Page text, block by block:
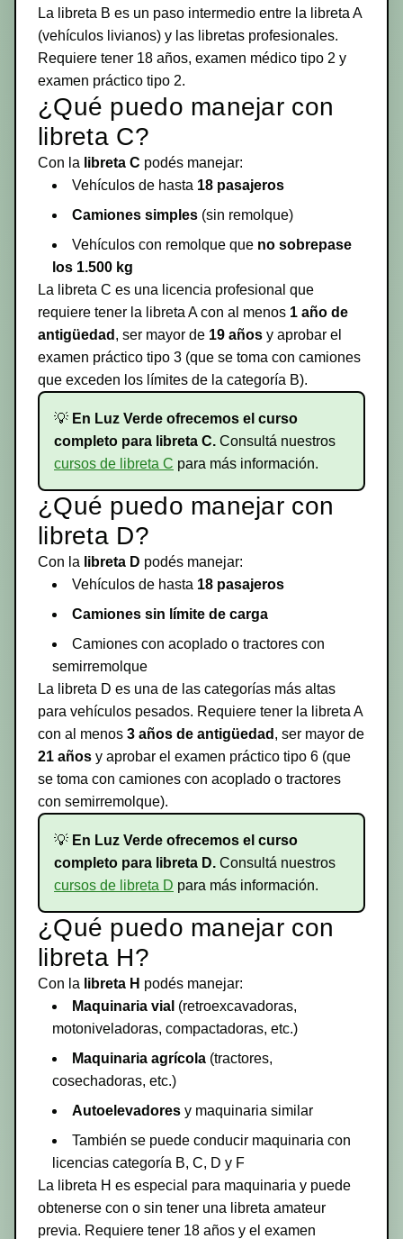
La libreta B es un paso intermedio entre la libreta A
(vehículos livianos) y las libretas profesionales.
Requiere tener 18 años, examen médico tipo 2 y
examen práctico tipo 2.
¿Qué puedo manejar con
libreta C?
Con la libreta C podés manejar:
Vehículos de hasta 18 pasajeros
Camiones simples (sin remolque)
Vehículos con remolque que no sobrepase
los 1.500 kg
La libreta C es una licencia profesional que
requiere tener la libreta A con al menos 1 año de
antigüedad , ser mayor de 19 años y aprobar el
examen práctico tipo 3 (que se toma con camiones
que exceden los límites de la categoría B).
💡 En Luz Verde ofrecemos el curso
completo para libreta C. Consultá nuestros
cursos de libreta C para más información.
¿Qué puedo manejar con
libreta D?
Con la libreta D podés manejar:
Vehículos de hasta 18 pasajeros
Camiones sin límite de carga
Camiones con acoplado o tractores con
semirremolque
La libreta D es una de las categorías más altas
para vehículos pesados. Requiere tener la libreta A
con al menos 3 años de antigüedad , ser mayor de
21 años y aprobar el examen práctico tipo 6 (que
se toma con camiones con acoplado o tractores
con semirremolque).
💡 En Luz Verde ofrecemos el curso
completo para libreta D. Consultá nuestros
cursos de libreta D para más información.
¿Qué puedo manejar con
libreta H?
Con la libreta H podés manejar:
Maquinaria vial (retroexcavadoras,
motoniveladoras, compactadoras, etc.)
Maquinaria agrícola (tractores,
cosechadoras, etc.)
Autoelevadores y maquinaria similar
También se puede conducir maquinaria con
licencias categoría B, C, D y F
La libreta H es especial para maquinaria y puede
obtenerse con o sin tener una libreta amateur
previa. Requiere tener 18 años y el examen